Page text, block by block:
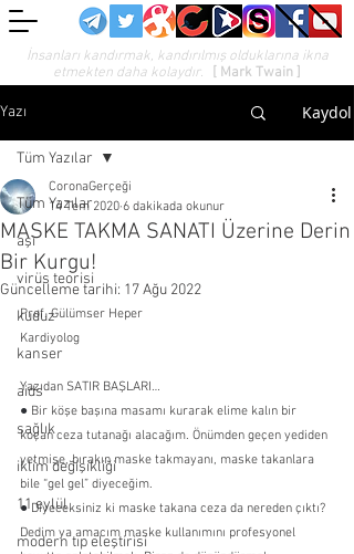
İnsanları kandırmak, kandırılmış olduklarına ikna
etmekten daha kolaydır.
[ Mark Twain ]
Yazı Kaydol
Tüm Yazılar
aşı
virüs teorisi
kuduz
kanser
aids
sağlık
iklim değişikliği
11 eylül
modern tıp eleştirisi
Tüm Yazılar
MASKE TAKMA SANATI Üzerine Derin
Bir Kurgu!
CoronaGerçeği
14 Tem 2020 6 dakikada okunur
Güncelleme tarihi: 17 Ağu 2022
Prof. Gülümser Heper
Kardiyolog
Yazıdan SATIR BAŞLARI…
● Bir köşe başına masamı kurarak elime kalın bir
koçan ceza tutanağı alacağım. Önümden geçen yediden
yetmişe, bırakın maske takmayanı, maske takanlara
bile “gel gel” diyeceğim.
● Diyeceksiniz ki maske takana ceza da nereden çıktı?
Dedim ya amacım maske kullanımını profesyonel